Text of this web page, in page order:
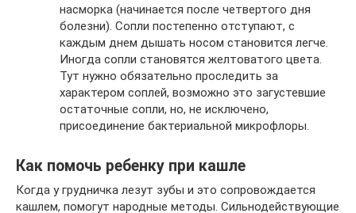
насморка (начинается после четвертого дня
болезни). Сопли постепенно отступают, с
каждым днем дышать носом становится легче.
Иногда сопли становятся желтоватого цвета.
Тут нужно обязательно проследить за
характером соплей, возможно это загустевшие
остаточные сопли, но, не исключено,
присоединение бактериальной микрофлоры.
Как помочь ребенку при кашле
Когда у грудничка лезут зубы и это сопровождается
кашлем, помогут народные методы. Сильнодействующие